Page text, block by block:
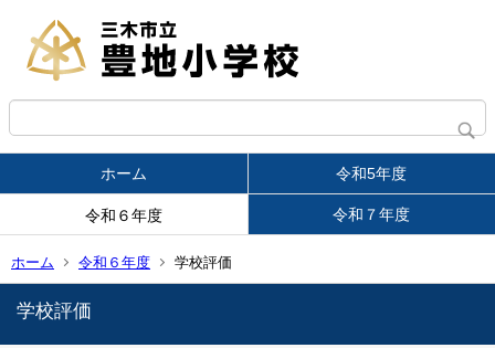
ホーム 令和5年度
令和６年度 令和７年度
ホーム 令和６年度 学校評価
学校評価